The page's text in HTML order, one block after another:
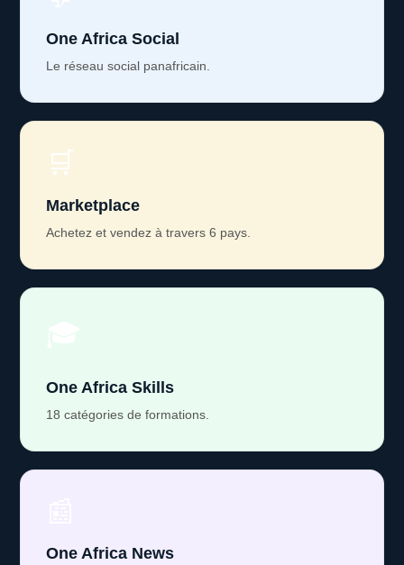
One Africa Social
Le réseau social panafricain.
🛒
Marketplace
Achetez et vendez à travers 6 pays.
One Africa Skills
18 catégories de formations.
One Africa News